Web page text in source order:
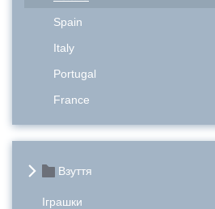
Spain
Italy
Portugal
France
Взуття
Іграшки